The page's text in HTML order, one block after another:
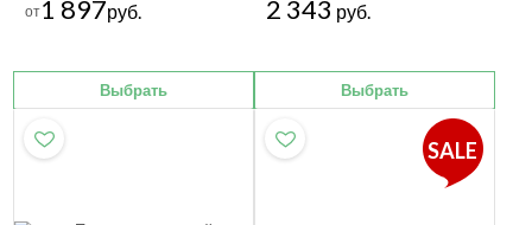
от1 897руб.
Выбрать
2 343 руб.
Выбрать
SALE